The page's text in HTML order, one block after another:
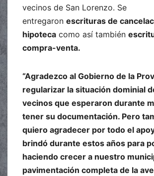
vecinos de San Lorenzo. Se
entregaron escrituras de
hipoteca como así también
compra-venta.
“Agradezco al Gobierno de la
regularizar la situación dominial
vecinos que esperaron durante
tener su documentación. Pero
quiero agradecer por todo el
brindó durante estos años para
haciendo crecer a nuestro
pavimentación completa de la